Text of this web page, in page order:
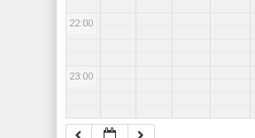
22:00
23:00